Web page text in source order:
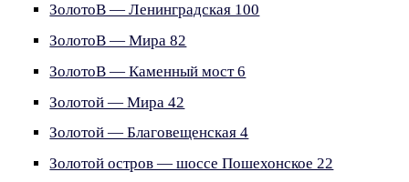
ЗолотоВ — Ленинградская 100
ЗолотоВ — Мира 82
ЗолотоВ — Каменный мост 6
Золотой — Мира 42
Золотой — Благовещенская 4
Золотой остров — шоссе Пошехонское 22